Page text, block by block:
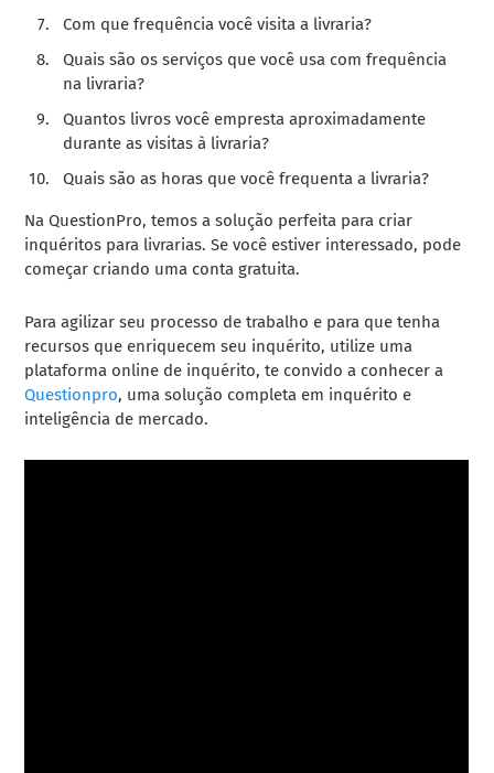
Com que frequência você visita a livraria?
Quais são os serviços que você usa com frequência
na livraria?
Quantos livros você empresta aproximadamente
durante as visitas à livraria?
Quais são as horas que você frequenta a livraria?
Na QuestionPro, temos a solução perfeita para criar
inquéritos para livrarias. Se você estiver interessado, pode
começar criando uma conta gratuita.
Para agilizar seu processo de trabalho e para que tenha
recursos que enriquecem seu inquérito, utilize uma
plataforma online de inquérito, te convido a conhecer a
Questionpro, uma solução completa em inquérito e
inteligência de mercado.